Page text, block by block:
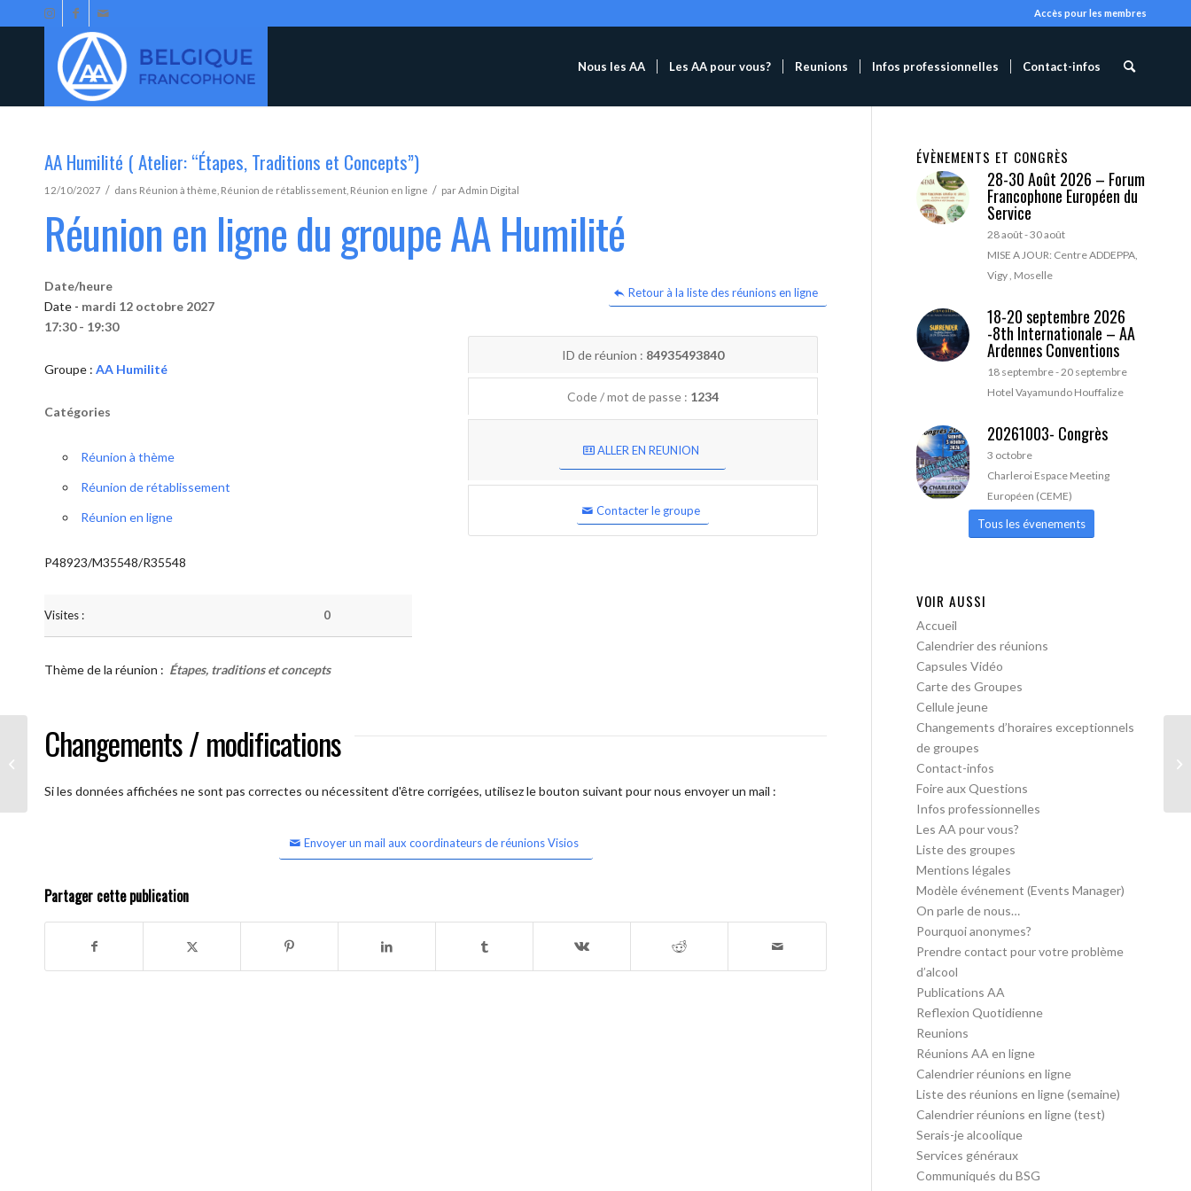
Accès pour les membres
Nous les AA Les AA pour vous? Reunions Infos professionnelles Contact-infos
AA Humilité ( Atelier: “Étapes, Traditions et Concepts”)
12/10/2027 / dans Réunion à thème Réunion de rétablissement Réunion en ligne / parAdmin Digital
Réunion en ligne du groupe AA Humilité
Retour à la liste des réunions en ligne
Date/heure
Date - mardi 12 octobre 2027
17:30 - 19:30
Groupe : AA Humilité
Catégories
Réunion à thème
Réunion de rétablissement
Réunion en ligne
P48923/M35548/R35548
Visites : 0
ID de réunion : 84935493840
Code / mot de passe : 1234
ALLER EN REUNION
Contacter le groupe
Thème de la réunion : Étapes, traditions et concepts
Changements / modifications
Si les données affichées ne sont pas correctes ou nécessitent d'être corrigées, utilisez le bouton suivant pour nous envoyer un mail :
Envoyer un mail aux coordinateurs de réunions Visios
Partager cette publication
ÉVÈNEMENTS ET CONGRÈS
28-30 Août 2026 – Forum
Francophone Européen du
Service
28 août-30 août
MISE A JOUR: Centre ADDEPPA,
Vigy , Moselle
18-20 septembre 2026
-8th Internationale – AA
Ardennes Conventions
18 septembre-20 septembre
Hotel Vayamundo Houffalize
20261003- Congrès
3 octobre
Charleroi Espace Meeting
Européen (CEME)
Tous les évenements
VOIR AUSSI
Accueil
Calendrier des réunions
Capsules Vidéo
Carte des Groupes
Cellule jeune
Changements d’horaires exceptionnels
de groupes
Contact-infos
Foire aux Questions
Infos professionnelles
Les AA pour vous?
Liste des groupes
Mentions légales
Modèle événement (Events Manager)
On parle de nous…
Pourquoi anonymes?
Prendre contact pour votre problème
d’alcool
Publications AA
Reflexion Quotidienne
Reunions
Réunions AA en ligne
Calendrier réunions en ligne
Liste des réunions en ligne (semaine)
Calendrier réunions en ligne (test)
Serais-je alcoolique
Services généraux
Communiqués du BSG
AA Humilité ( Atelier: “Étapes,